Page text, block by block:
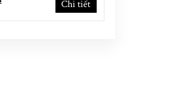
Chi tiết